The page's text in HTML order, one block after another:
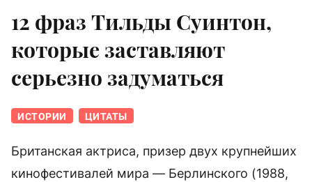
12 фраз Тильды Суинтон,
которые заставляют
серьезно задуматься
ИСТОРИИ ЦИТАТЫ
Британская актриса, призер двух крупнейших
кинофестивалей мира — Берлинского (1988,